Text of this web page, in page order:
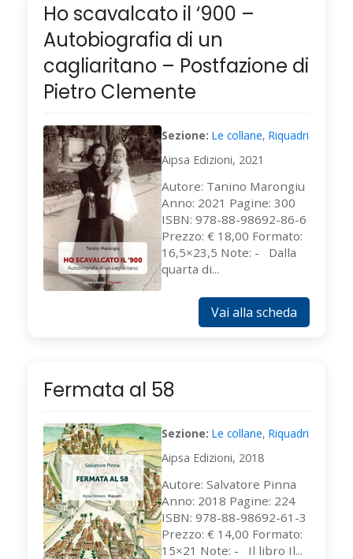
Ho scavalcato il ‘900 –
Autobiografia di un
cagliaritano – Postfazione di
Pietro Clemente
Sezione: Le collane, Riquadri
Aipsa Edizioni, 2021
Autore: Tanino Marongiu
Anno: 2021 Pagine: 300
ISBN: 978-88-98692-86-6
Prezzo: € 18,00 Formato:
16,5×23,5 Note: - Dalla
quarta di...
Vai alla scheda
Fermata al 58
Sezione: Le collane, Riquadri
Aipsa Edizioni, 2018
Autore: Salvatore Pinna
Anno: 2018 Pagine: 224
ISBN: 978-88-98692-61-3
Prezzo: € 14,00 Formato:
15×21 Note: - Il libro Il...